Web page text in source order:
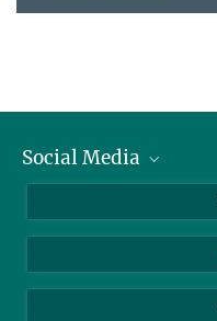
Social Media